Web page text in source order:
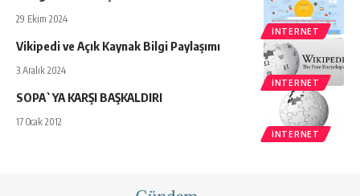
İNTERNET
29 Ekim 2024
İNTERNET
Vikipedi ve Açık Kaynak Bilgi Paylaşımı
3 Aralık 2024
İNTERNET
SOPA`YA KARŞI BAŞKALDIRI
17 Ocak 2012